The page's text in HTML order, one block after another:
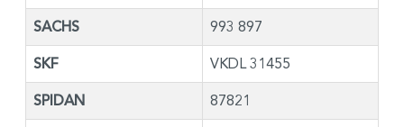
SACHS 993 897
SKF VKDL 31455
SPIDAN 87821